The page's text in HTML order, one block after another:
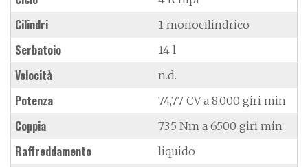
Cilindri 1 monocilindrico
Serbatoio 14 l
Velocità n.d.
Potenza 74,77 CV a 8.000 giri min
Coppia 73.5 Nm a 6500 giri min
Raffreddamento liquido